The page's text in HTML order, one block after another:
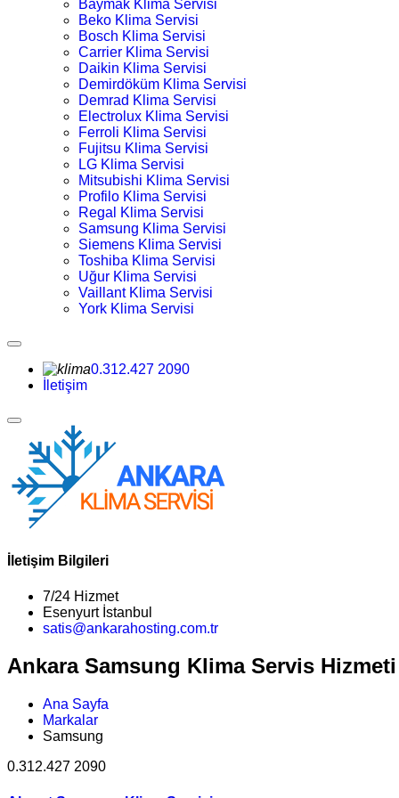
Baymak Klima Servisi
Beko Klima Servisi
Bosch Klima Servisi
Carrier Klima Servisi
Daikin Klima Servisi
Demirdöküm Klima Servisi
Demrad Klima Servisi
Electrolux Klima Servisi
Ferroli Klima Servisi
Fujitsu Klima Servisi
LG Klima Servisi
Mitsubishi Klima Servisi
Profilo Klima Servisi
Regal Klima Servisi
Samsung Klima Servisi
Siemens Klima Servisi
Toshiba Klima Servisi
Uğur Klima Servisi
Vaillant Klima Servisi
York Klima Servisi
0.312.427 2090
İletişim
İletişim Bilgileri
7/24 Hizmet
Esenyurt İstanbul
satis@ankarahosting.com.tr
Ankara Samsung Klima Servis Hizmeti
Ana Sayfa
Markalar
Samsung
0.312.427 2090